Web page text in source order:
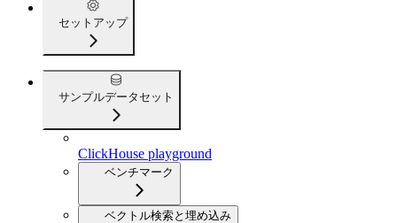
セットアップ
サンプルデータセット
ClickHouse playground
ベンチマーク
ベクトル検索と埋め込み